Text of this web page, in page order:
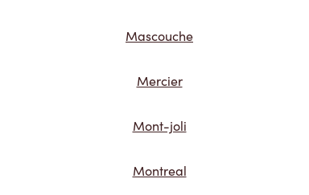
Mascouche
Mercier
Mont-joli
Montreal